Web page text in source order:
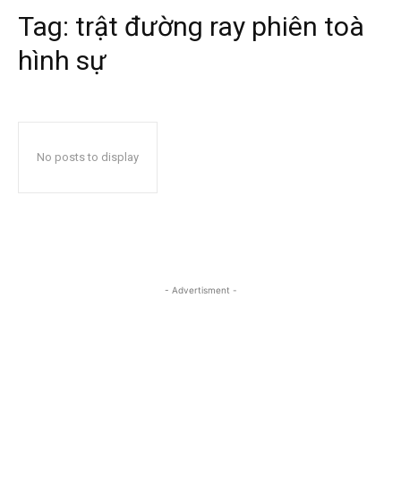
Tag: trật đường ray phiên toà
hình sự
No posts to display
- Advertisment -